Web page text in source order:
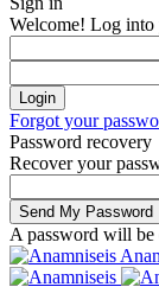
Welcome! Log into
Forgot your
Password recovery
Recover your
A password will be